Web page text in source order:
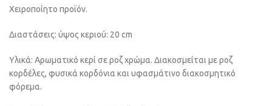
Χειροποίητο προϊόν.
Διαστάσεις: ύψος κεριού: 20 cm
Υλικά: Αρωματικό κερί σε ροζ χρώμα. Διακοσμείται με ροζ
κορδέλες, φυσικά κορδόνια και υφασμάτινο διακοσμητικό
φόρεμα.